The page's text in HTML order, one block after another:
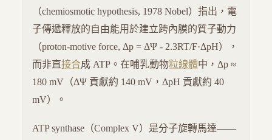
（chemiosmotic hypothesis, 1978 Nobel）指出，電
子傳遞釋放的自由能用於建立跨內膜的質子動力
（proton-motive force, Δp = ΔΨ - 2.3RT/F·ΔpH），
而非直接合成 ATP。在哺乳動物粒線體中，Δp ≈
180 mV（ΔΨ 貢獻約 140 mV，ΔpH 貢獻約 40
mV）。
ATP synthase（Complex V）是分子旋轉馬達——